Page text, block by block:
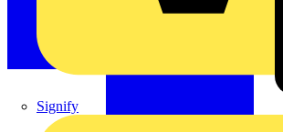
Signify